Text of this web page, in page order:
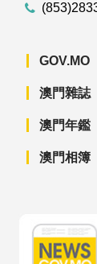
GOV.MO
澳門雜誌
澳門年鑑
澳門相簿